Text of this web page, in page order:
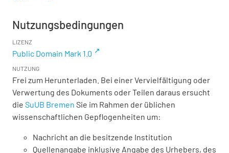
Nutzungsbedingungen
LIZENZ
Public Domain Mark 1.0
NUTZUNG
Frei zum Herunterladen. Bei einer Vervielfältigung oder
Verwertung des Dokuments oder Teilen daraus ersucht
die SuUB Bremen Sie im Rahmen der üblichen
wissenschaftlichen Gepflogenheiten um:
Nachricht an die besitzende Institution
Quellenangabe inklusive Angabe des Urhebers, des